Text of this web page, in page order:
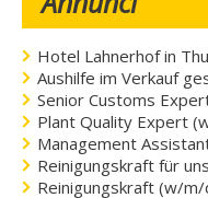
Hotel Lahnerhof in
Aushilfe im Verkauf
Senior Customs
Plant Quality Expert
Management
Reinigungskraft für
Reinigungskraft (w/